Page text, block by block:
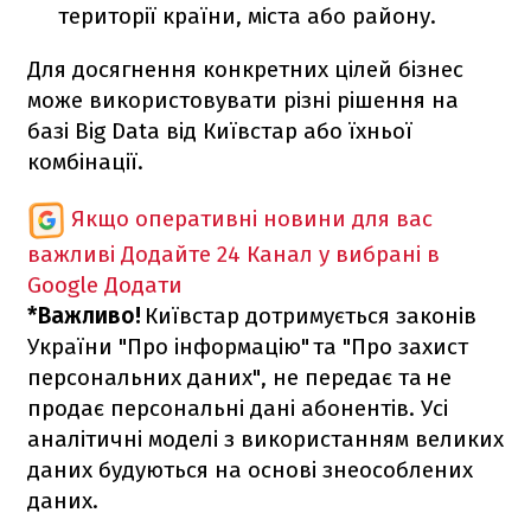
території країни, міста або району.
Для досягнення конкретних цілей бізнес
може використовувати різні рішення на
базі Big Data від Київстар або їхньої
комбінації.
Якщо оперативні новини для вас
важливі Додайте 24 Канал у вибрані в
Google Додати
*Важливо! Київстар дотримується законів
України "Про інформацію" та "Про захист
персональних даних", не передає та не
продає персональні дані абонентів. Усі
аналітичні моделі з використанням великих
даних будуються на основі знеособлених
даних.